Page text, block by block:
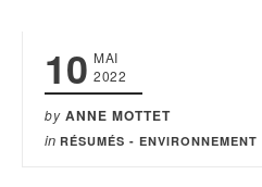
10 MAI
2022
by ANNE MOTTET
in RÉSUMÉS - ENVIRONNEMENT